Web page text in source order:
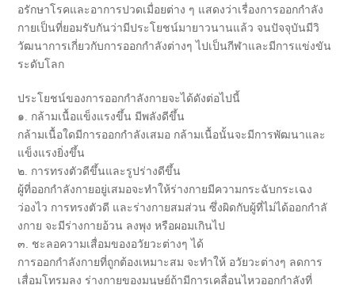
อรักษาโรคและอาการปวดเมื่อยต่าง ๆ แสดงว่าเรื่องการออกกำลัง
กายเป็นที่ยอมรับกันว่ามีประโยชน์มายาวนานแล้ว จนปัจจุบันมีวิ
วัฒนาการเกี่ยวกับการออกกำลังต่างๆ ไปเป็นกีฬาและมีการแข่งขัน
ระดับโลก
ประโยชน์ของการออกกำลังกายจะได้ดังต่อไปนี้
๑. กล้ามเนื้อแข็งแรงขึ้น มีพลังดีขึ้น
กล้ามเนื้อใดมีการออกกำลังเสมอ กล้ามเนื้อนั้นจะมีการพัฒนาและ
แข็งแรงยิ่งขึ้น
๒. การทรงตัวดีขึ้นและรูปร่างดีขึ้น
ผู้ที่ออกกำลังกายอยู่เสมอจะทำให้ร่างกายมีความกระฉับกระเฉง
ว่องไว การทรงตัวดี และร่างกายสมส่วน ซึ่งผิดกับผู้ที่ไม่ได้ออกกำลั
งกาย จะมีร่างกายอ้วน ลงพุง หรือผอมเกินไป
๓. ชะลอความเสื่อมของอวัยวะต่างๆ ได้
การออกกำลังกายที่ถูกต้องเหมาะสม จะทำให้ อวัยวะต่างๆ ลดการ
เสื่อมโทรมลง ร่างกายของมนุษย์ถ้ามีการเคลื่อนไหวออกกำลังที่